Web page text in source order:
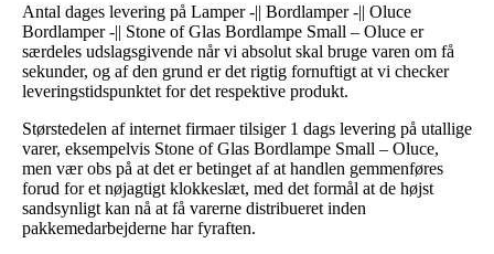
Antal dages levering på Lamper -|| Bordlamper -|| Oluce
Bordlamper -|| Stone of Glas Bordlampe Small – Oluce er
særdeles udslagsgivende når vi absolut skal bruge varen om få
sekunder, og af den grund er det rigtig fornuftigt at vi checker
leveringstidspunktet for det respektive produkt.
Størstedelen af internet firmaer tilsiger 1 dags levering på utallige
varer, eksempelvis Stone of Glas Bordlampe Small – Oluce,
men vær obs på at det er betinget af at handlen gemmenføres
forud for et nøjagtigt klokkeslæt, med det formål at de højst
sandsynligt kan nå at få varerne distribueret inden
pakkemedarbejderne har fyraften.